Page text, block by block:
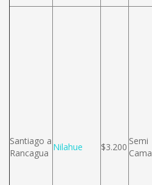
Santiago a
Rancagua
Nilahue $3.200
Semi
Cama